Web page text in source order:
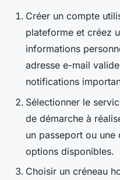
Créer un compte
plateforme et créez
informations
adresse e-mail
notifications
Sélectionner le
de démarche à
un passeport ou
options disponibles.
Choisir un créneau